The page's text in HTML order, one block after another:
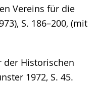
Vereins für die
S. 186–200, (mit
der Historischen
1972, S. 45.